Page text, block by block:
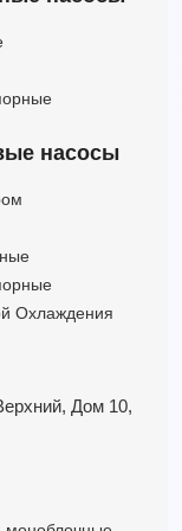
насосы
Охлаждения
Дом 10,